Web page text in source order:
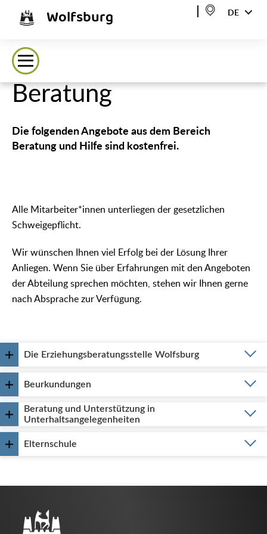
Wolfsburg DE
Beratung
Die folgenden Angebote aus dem Bereich
Beratung und Hilfe sind kostenfrei.
Alle Mitarbeiter*innen unterliegen der gesetzlichen
Schweigepflicht.
Wir wünschen Ihnen viel Erfolg bei der Lösung Ihrer
Anliegen. Wenn Sie über Erfahrungen mit den Angeboten
der Abteilung sprechen möchten, stehen wir Ihnen gerne
nach Absprache zur Verfügung.
Die Erziehungsberatungsstelle Wolfsburg
Beurkundungen
Beratung und Unterstützung in
Unterhaltsangelegenheiten
Elternschule